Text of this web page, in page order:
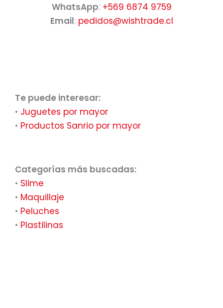
WhatsApp: +569 6874 9759
Email: pedidos@wishtrade.cl
Te puede interesar:
• Juguetes por mayor
• Productos Sanrio por mayor
Categorías más buscadas:
• Slime
• Maquillaje
• Peluches
• Plastilinas